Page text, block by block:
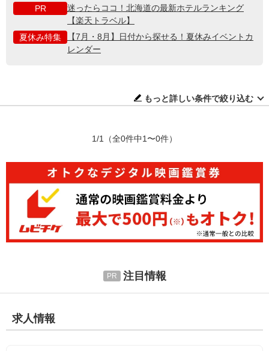
PR
迷ったらココ！北海道の最新ホテルランキング
【楽天トラベル】
夏休み特集
【7月・8月】日付から探せる！夏休みイベントカ
レンダー
もっと詳しい条件で絞り込む
1/1 （全0件中1〜0件）
注目情報
求人情報